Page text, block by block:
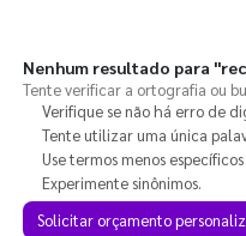
Nenhum resultado para
Tente verificar a ortografia ou
Verifique se não há erro de
Tente utilizar uma única
Use termos menos
Experimente sinônimos.
Solicitar orçamento